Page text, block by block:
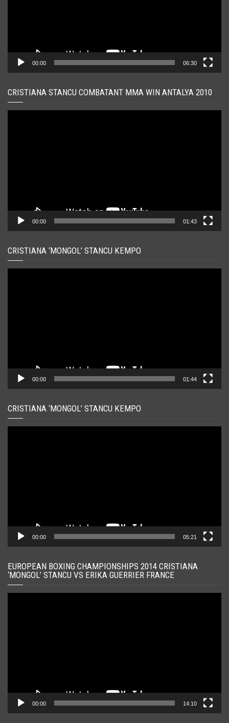
00:00 06:30
CRISTIANA STANCU COMBATANT MMA WIN ANTALYA 2010
00:00 01:43
CRISTIANA ‘MONGOL’ STANCU KEMPO
00:00 01:44
CRISTIANA ‘MONGOL’ STANCU KEMPO
00:00 05:21
EUROPEAN BOXING CHAMPIONSHIPS 2014 CRISTIANA
‘MONGOL’ STANCU VS ERIKA GUERRIER FRANCE
00:00 14:10